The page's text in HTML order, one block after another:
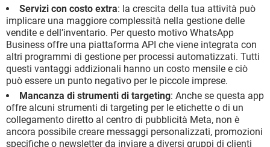
Servizi con costo extra: la crescita della tua attività può
implicare una maggiore complessità nella gestione delle
vendite e dell’inventario. Per questo motivo WhatsApp
Business offre una piattaforma API che viene integrata con
altri programmi di gestione per processi automatizzati. Tutti
questi vantaggi addizionali hanno un costo mensile e ciò
può essere un punto negativo per le piccole imprese.
Mancanza di strumenti di targeting: Anche se questa app
offre alcuni strumenti di targeting per le etichette o di un
collegamento diretto al centro di pubblicità Meta, non è
ancora possibile creare messaggi personalizzati, promozioni
specifiche o newsletter da inviare a diversi gruppi di clienti